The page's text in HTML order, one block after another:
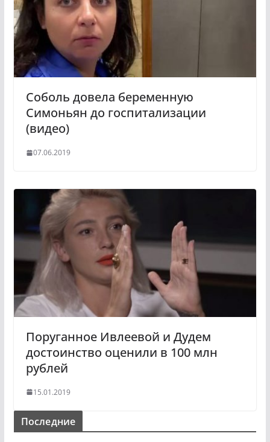
Соболь довела беременную
Симоньян до госпитализации
(видео)
07.06.2019
Поруганное Ивлеевой и Дудем
достоинство оценили в 100 млн
рублей
15.01.2019
Последние